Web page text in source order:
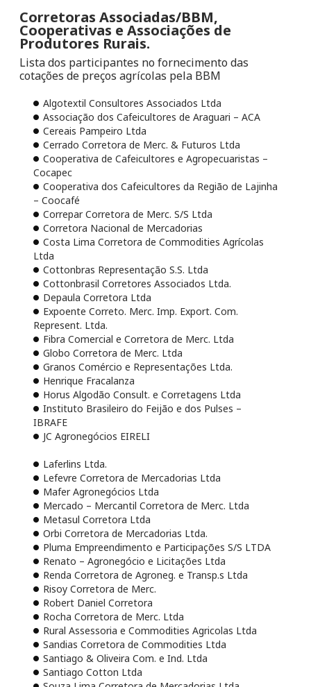
Corretoras Associadas/BBM,
Cooperativas e Associações de
Produtores Rurais.
Lista dos participantes no fornecimento das
cotações de preços agrícolas pela BBM
Algotextil Consultores Associados Ltda
Associação dos Cafeicultores de Araguari – ACA
Cereais Pampeiro Ltda
Cerrado Corretora de Merc. & Futuros Ltda
Cooperativa de Cafeicultores e Agropecuaristas –
Cocapec
Cooperativa dos Cafeicultores da Região de Lajinha
– Coocafé
Correpar Corretora de Merc. S/S Ltda
Corretora Nacional de Mercadorias
Costa Lima Corretora de Commodities Agrícolas
Ltda
Cottonbras Representação S.S. Ltda
Cottonbrasil Corretores Associados Ltda.
Depaula Corretora Ltda
Expoente Correto. Merc. Imp. Export. Com.
Represent. Ltda.
Fibra Comercial e Corretora de Merc. Ltda
Globo Corretora de Merc. Ltda
Granos Comércio e Representações Ltda.
Henrique Fracalanza
Horus Algodão Consult. e Corretagens Ltda
Instituto Brasileiro do Feijão e dos Pulses –
IBRAFE
JC Agronegócios EIRELI
Laferlins Ltda.
Lefevre Corretora de Mercadorias Ltda
Mafer Agronegócios Ltda
Mercado – Mercantil Corretora de Merc. Ltda
Metasul Corretora Ltda
Orbi Corretora de Mercadorias Ltda.
Pluma Empreendimento e Participações S/S LTDA
Renato – Agronegócio e Licitações Ltda
Renda Corretora de Agroneg. e Transp.s Ltda
Risoy Corretora de Merc.
Robert Daniel Corretora
Rocha Corretora de Merc. Ltda
Rural Assessoria e Commodities Agricolas Ltda
Sandias Corretora de Commodities Ltda
Santiago & Oliveira Com. e Ind. Ltda
Santiago Cotton Ltda